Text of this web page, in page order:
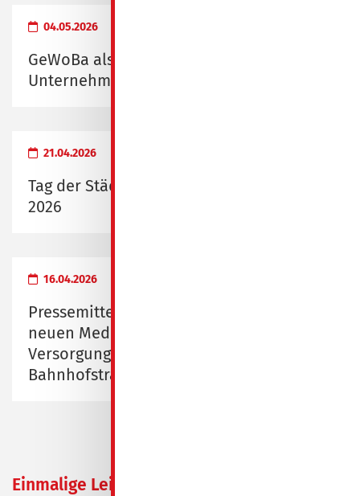
04.05.2026
GeWoBa als "Familienfreundliches
Unternehmen" ausgezeichnet
21.04.2026
Tag der Städtebauförderung am 9. Mai
2026
16.04.2026
Pressemitteilung zur Eröffnung des
neuen Medizinischen
Versorgungszentrums Spremberg,
Bahnhofstraße 1/2
Einmalige Leistung für